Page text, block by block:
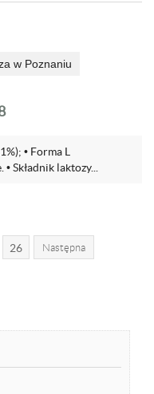
w Poznaniu
• Forma L
Składnik laktozy...
26 Następna